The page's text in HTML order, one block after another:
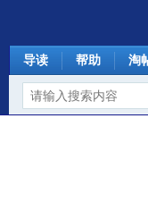
导读 帮助 淘